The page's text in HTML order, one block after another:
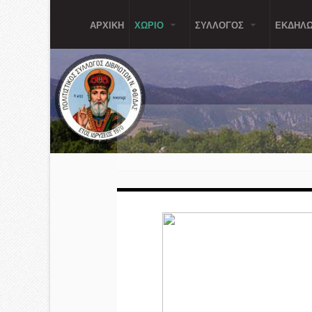
ΑΡΧΙΚΗ ΧΩΡΙΟ ΣΥΛΛΟΓΟΣ